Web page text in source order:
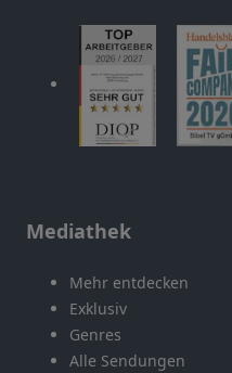
Mediathek
Mehr entdecken
Exklusiv
Genres
Alle Sendungen